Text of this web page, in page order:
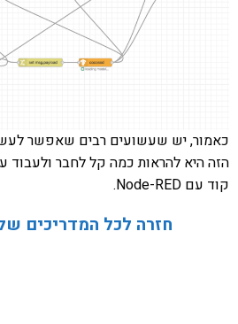
כאמור, יש שעשועים רבים שאפשר
הזה היא להראות כמה קל לחבר
קוד עם Node-RED.
חזרה לכל המדריכים